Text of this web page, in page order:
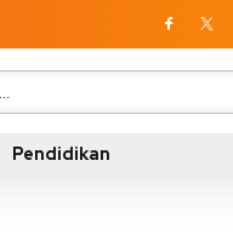
Pendidikan